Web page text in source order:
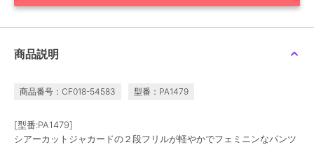
ルイルエブティック
レースコンビパンツドレ
ルイルエブティック
ウチョオールインワン
商品説明
商品番号：CF018-54583 型番：PA1479
[型番:PA1479]
シアーカットジャカードの２段フリルが軽やかでフェミニンなパンツ